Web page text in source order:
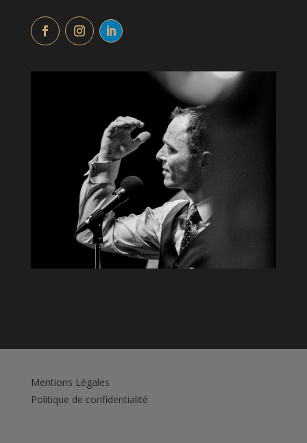
Mentions Légales
Politique de confidentialité